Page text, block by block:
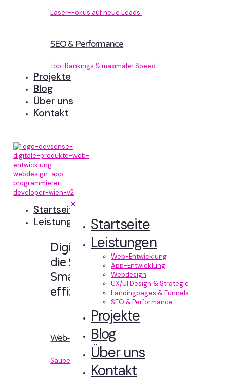
Laser-Fokus auf neue Leads.
SEO & Performance
Top-Rankings & maximaler Speed.
Projekte
Blog
Über uns
Kontakt
✕
Startseite
Leistungen
Web-Entwicklung
App-Entwicklung
Webdesign
UX/UI Design & Strategie
Landingpages & Funnels
SEO & Performance
Projekte
Blog
Über uns
Kontakt
Startseite
Leistungen
Digitale Erlebnisse,
die Sinn machen.
Smart designt und
effizient entwickelt.
Web-Entwicklung
Sauberer Code, der performt.